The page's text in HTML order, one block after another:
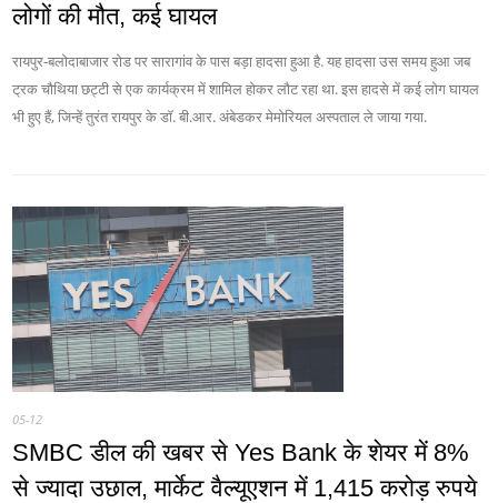
लोगों की मौत, कई घायल
रायपुर-बलोदाबाजार रोड पर सारागांव के पास बड़ा हादसा हुआ है. यह हादसा उस समय हुआ जब
ट्रक चौथिया छट्टी से एक कार्यक्रम में शामिल होकर लौट रहा था. इस हादसे में कई लोग घायल
भी हुए हैं, जिन्हें तुरंत रायपुर के डॉ. बी.आर. अंबेडकर मेमोरियल अस्पताल ले जाया गया.
05-12
SMBC डील की खबर से Yes Bank के शेयर में 8%
से ज्यादा उछाल, मार्केट वैल्यूएशन में 1,415 करोड़ रुपये